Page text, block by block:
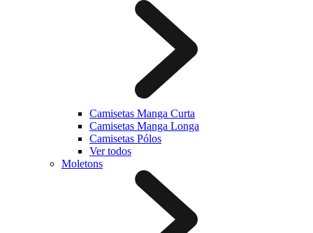
Camisetas Manga Curta
Camisetas Manga Longa
Camisetas Pólos
Ver todos
Moletons